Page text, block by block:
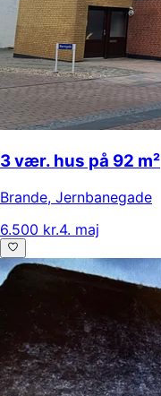
3 vær. hus på 92 m²
Brande, Jernbanegade
6.500 kr.4. maj